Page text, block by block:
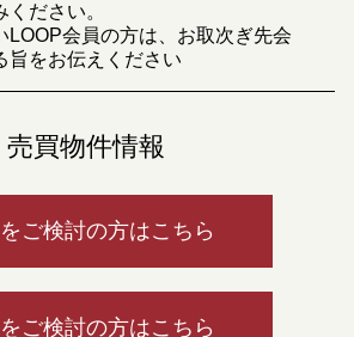
ださい。
会員の方は、お取次ぎ先会
旨をお伝えください
売買物件情報
ご検討の方はこちら
ご検討の方はこちら